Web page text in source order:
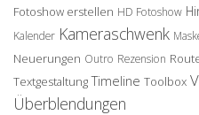
Fotoshow erstellen HD Fotoshow
Kalender Kameraschwenk
Neuerungen Outro Rezension
Textgestaltung Timeline Toolbox
Überblendungen